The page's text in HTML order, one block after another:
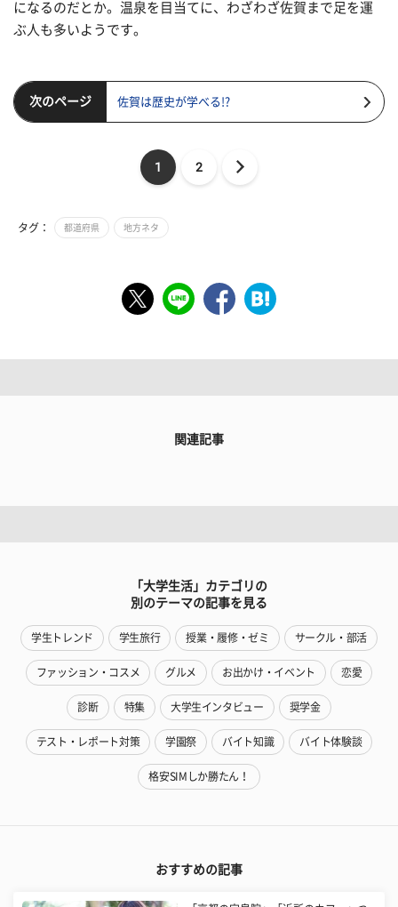
になるのだとか。温泉を目当てに、わざわざ佐賀まで足を運
ぶ人も多いようです。
次のページ 佐賀は歴史が学べる!?
1 2
タグ： 都道府県 地方ネタ
関連記事
「大学生活」カテゴリの
別のテーマの記事を見る
学生トレンド 学生旅行 授業・履修・ゼミ サークル・部活
ファッション・コスメ グルメ お出かけ・イベント 恋愛
診断 特集 大学生インタビュー 奨学金
テスト・レポート対策 学園祭 バイト知識 バイト体験談
格安SIMしか勝たん！
おすすめの記事